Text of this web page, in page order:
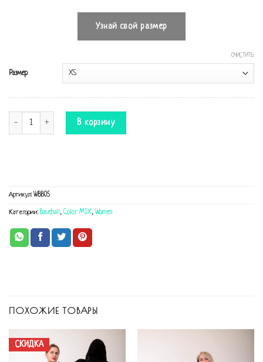
Узнай свой размер
Размер
ОЧИСТИТЬ
Количество Комбинезон Baseball Blue
В корзину
Артикул: WBB05
Категории: Baseball, Color MIX, Women
ПОХОЖИЕ ТОВАРЫ
СКИДКА